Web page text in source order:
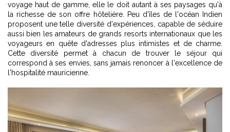
voyage haut de gamme, elle le doit autant à ses paysages qu'à
la richesse de son offre hôtelière. Peu d'îles de l'océan Indien
proposent une telle diversité d'expériences, capable de séduire
aussi bien les amateurs de grands resorts internationaux que les
voyageurs en quête d'adresses plus intimistes et de charme.
Cette diversité permet à chacun de trouver le séjour qui
correspond à ses envies, sans jamais renoncer à l'excellence de
l'hospitalité mauricienne.